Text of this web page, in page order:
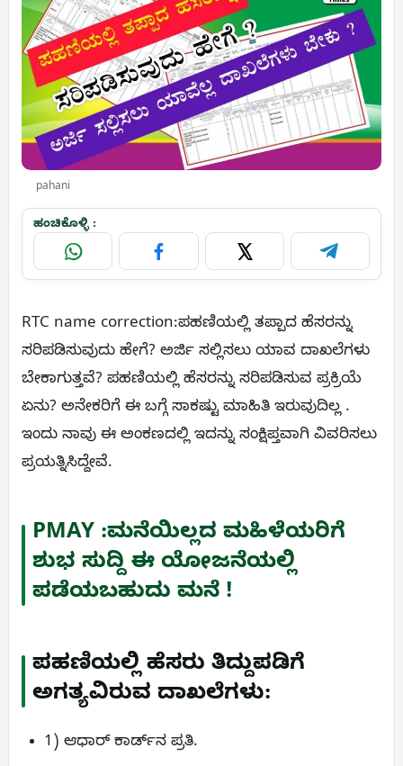
pahani
ಹಂಚಿಕೊಳ್ಳಿ :
WhatsApp Facebook X Telegram
RTC name correction:ಪಹಣಿಯಲ್ಲಿ ತಪ್ಪಾದ ಹೆಸರನ್ನು
ಸರಿಪಡಿಸುವುದು ಹೇಗೆ? ಅರ್ಜಿ ಸಲ್ಲಿಸಲು ಯಾವ ದಾಖಲೆಗಳು
ಬೇಕಾಗುತ್ತವೆ? ಪಹಣಿಯಲ್ಲಿ ಹೆಸರನ್ನು ಸರಿಪಡಿಸುವ ಪ್ರಕ್ರಿಯೆ
ಏನು? ಅನೇಕರಿಗೆ ಈ ಬಗ್ಗೆ ಸಾಕಷ್ಟು ಮಾಹಿತಿ ಇರುವುದಿಲ್ಲ .
ಇಂದು ನಾವು ಈ ಅಂಕಣದಲ್ಲಿ ಇದನ್ನು ಸಂಕ್ಷಿಪ್ತವಾಗಿ ವಿವರಿಸಲು
ಪ್ರಯತ್ನಿಸಿದ್ದೇವೆ.
PMAY :ಮನೆಯಿಲ್ಲದ ಮಹಿಳೆಯರಿಗೆ
ಶುಭ ಸುದ್ದಿ ಈ ಯೋಜನೆಯಲ್ಲಿ
ಪಡೆಯಬಹುದು ಮನೆ !
ಪಹಣಿಯಲ್ಲಿ ಹೆಸರು ತಿದ್ದುಪಡಿಗೆ
ಅಗತ್ಯವಿರುವ ದಾಖಲೆಗಳು:
1) ಆಧಾರ್ ಕಾರ್ಡ್‌ನ ಪ್ರತಿ.